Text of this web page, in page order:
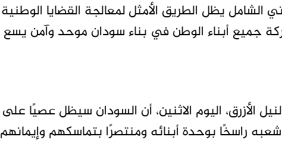
الشامل يظل الطريق الأمثل لمعالجة القضايا الوطنية
جميع أبناء الوطن في بناء سودان موحد وآمن يسع
الأزرق، اليوم الاثنين، أن السودان سيظل عصيًا على
شعبه راسخًا بوحدة أبنائه ومنتصرًا بتماسكهم وإيمانهم